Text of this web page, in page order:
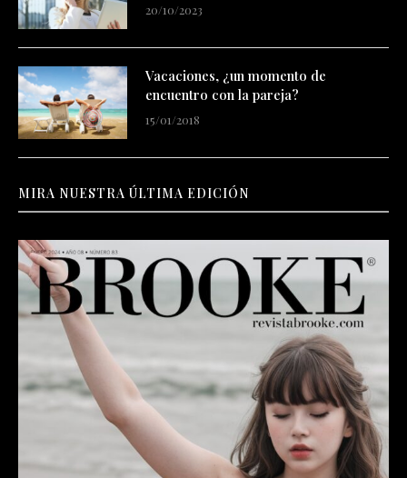
20/10/2023
Vacaciones, ¿un momento de
encuentro con la pareja?
15/01/2018
MIRA NUESTRA ÚLTIMA EDICIÓN